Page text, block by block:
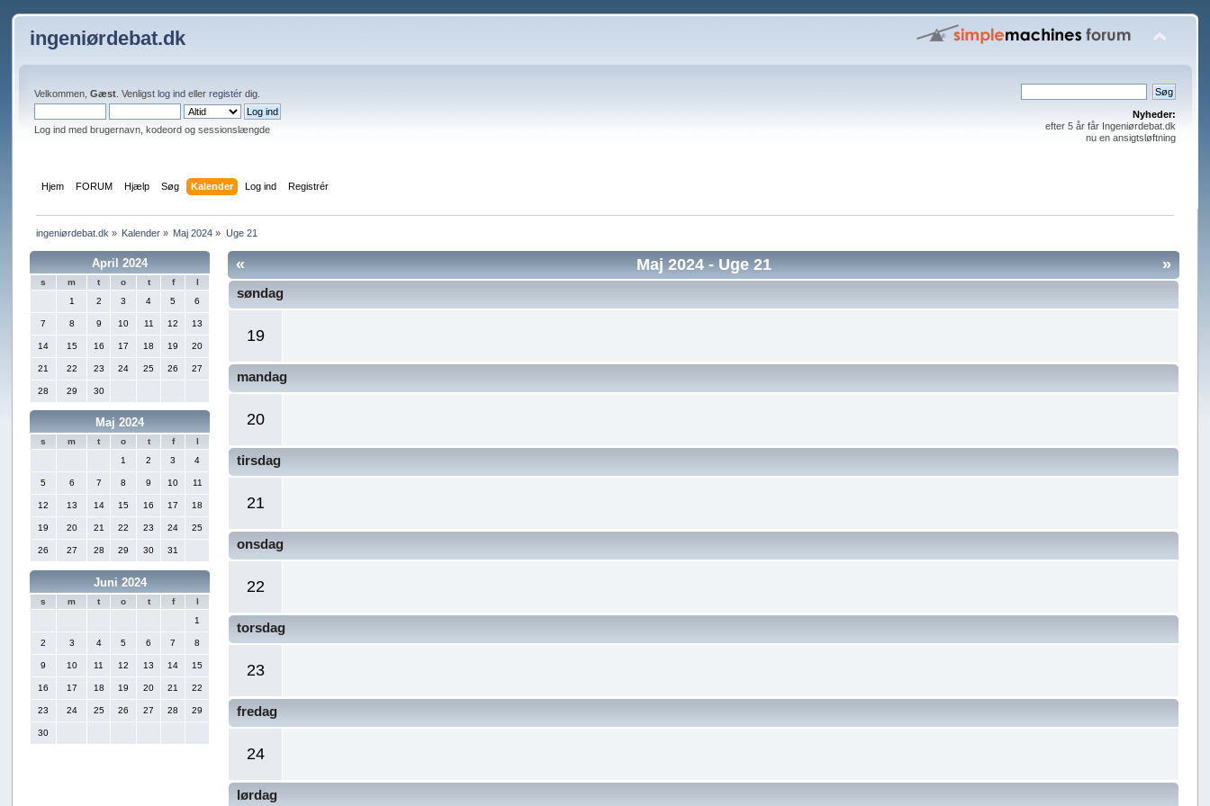
ingeniørdebat.dk
Velkommen,Gæst . Venligstlog ind ellerregistér dig.
Log ind med brugernavn, kodeord og sessionslængde
Nyheder:
efter 5 år får Ingeniørdebat.dk
nu en ansigtsløftning
Hjem FORUM Hjælp Søg Kalender Log ind Registrér
ingeniørdebat.dk » Kalender » Maj 2024 » Uge 21
April 2024
s m t o t f
l
1
2 3 4 5 6
7 8 9 10 11 12 13
14 15 16 17 18 19 20
21 22 23 24 25 26 27
28 29 30
Maj 2024
s m t o t f
l
1
2 3 4
5 6 7 8 9 10 11
12 13 14 15 16 17 18
19 20 21 22 23 24 25
26 27 28 29 30 31
Juni 2024
s m t o t f
l
1
2 3 4 5 6 7 8
9 10 11 12 13 14 15
16 17 18 19 20 21 22
23 24 25 26 27 28 29
30
« »
Maj 2024- Uge 21
søndag
19
mandag
20
tirsdag
21
onsdag
22
torsdag
23
fredag
24
lørdag